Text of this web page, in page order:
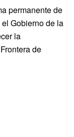
permanente de
Gobierno de la
la
de